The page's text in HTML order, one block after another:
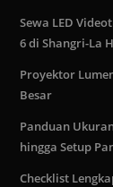
Sewa LED
6 di Shangri-La
Proyektor
Besar
Panduan
hingga Setup
Checklist